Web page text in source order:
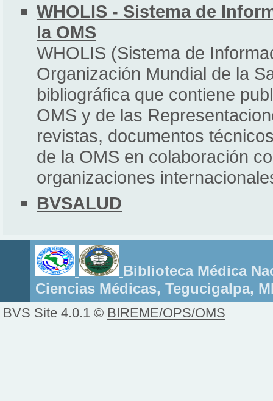
WHOLIS - Sistema de
la OMS
WHOLIS (Sistema de
Organización Mundial de la
bibliográfica que contiene
OMS y de las
revistas, documentos
de la OMS en colaboración
organizaciones
BVSALUD
Biblioteca Médica
Ciencias Médicas, Tegucigalpa,
BVS Site 4.0.1 © BIREME/OPS/OMS